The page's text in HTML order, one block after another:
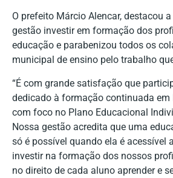
O prefeito Márcio Alencar, destacou
gestão investir em formação dos
educação e parabenizou todos os
municipal de ensino pelo trabalho
“É com grande satisfação que
dedicado à formação continuada em
com foco no Plano Educacional
Nossa gestão acredita que uma
só é possível quando ela é acessível
investir na formação dos nossos
no direito de cada aluno aprender e